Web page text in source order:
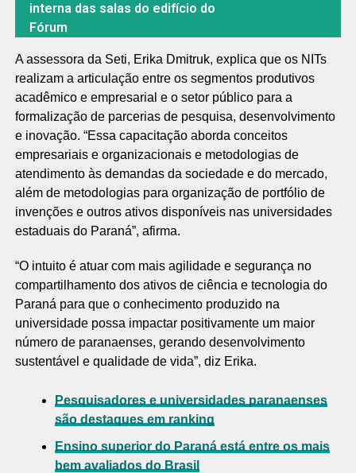
interna das salas do edifício do
Fórum
A assessora da Seti, Erika Dmitruk, explica que os NITs
realizam a articulação entre os segmentos produtivos
acadêmico e empresarial e o setor público para a
formalização de parcerias de pesquisa, desenvolvimento
e inovação. “Essa capacitação aborda conceitos
empresariais e organizacionais e metodologias de
atendimento às demandas da sociedade e do mercado,
além de metodologias para organização de portfólio de
invenções e outros ativos disponíveis nas universidades
estaduais do Paraná”, afirma.
“O intuito é atuar com mais agilidade e segurança no
compartilhamento dos ativos de ciência e tecnologia do
Paraná para que o conhecimento produzido na
universidade possa impactar positivamente um maior
número de paranaenses, gerando desenvolvimento
sustentável e qualidade de vida”, diz Erika.
Pesquisadores e universidades paranaenses
são destaques em ranking
Ensino superior do Paraná está entre os mais
bem avaliados do Brasil